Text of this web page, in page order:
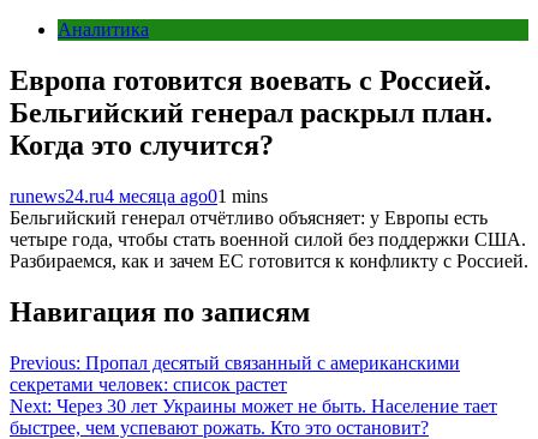
Аналитика
Европа готовится воевать с Россией.
Бельгийский генерал раскрыл план.
Когда это случится?
runews24.ru4 месяца ago01 mins
Бельгийский генерал отчётливо объясняет: у Европы есть
четыре года, чтобы стать военной силой без поддержки США.
Разбираемся, как и зачем ЕС готовится к конфликту с Россией.
Навигация по записям
Previous: Пропал десятый связанный с американскими
секретами человек: список растет
Next: Через 30 лет Украины может не быть. Население тает
быстрее, чем успевают рожать. Кто это остановит?